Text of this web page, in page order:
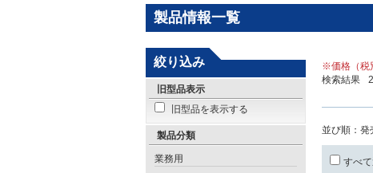
製品情報一覧
※価格（税
検索結果
2
並び順： 発
すべ
絞り込み
旧型品表示
旧型品を表示する
製品分類
業務用